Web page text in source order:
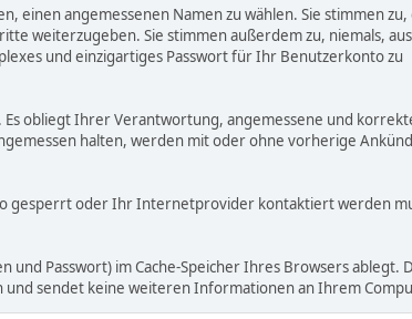
einen angemessenen Namen zu wählen. Sie stimmen zu,
weiterzugeben. Sie stimmen außerdem zu, niemals,
und einzigartiges Passwort für Ihr Benutzerkonto zu
obliegt Ihrer Verantwortung, angemessene und
halten, werden mit oder ohne vorherige
gesperrt oder Ihr Internetprovider kontaktiert werden
Passwort) im Cache-Speicher Ihres Browsers ablegt.
und sendet keine weiteren Informationen an Ihrem